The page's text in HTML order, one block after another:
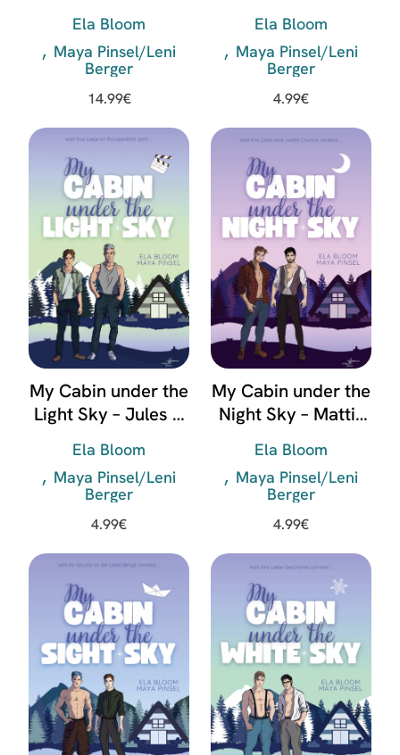
Ela Bloom
Maya Pinsel/Leni
Berger
14.99€
Ela Bloom
Maya Pinsel/Leni
Berger
4.99€
My Cabin under the
Light Sky – Jules &
Ela Bloom
Maya Pinsel/Leni
Berger
4.99€
My Cabin under the
Night Sky – Mattis
Ela Bloom
Maya Pinsel/Leni
Berger
4.99€